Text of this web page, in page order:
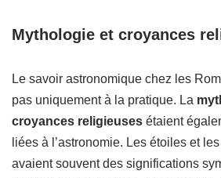
Mythologie et croyances
Le savoir astronomique chez les
pas uniquement à la pratique. La
croyances religieuses étaient
liées à l’astronomie. Les étoiles et
avaient souvent des significations